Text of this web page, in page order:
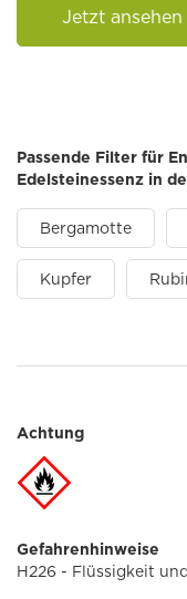
Jetzt ansehen
Passende Filter für
Edelsteinessenz in
Bergamotte
Kupfer
Achtung
Gefahrenhinweise
H226 - Flüssigkeit